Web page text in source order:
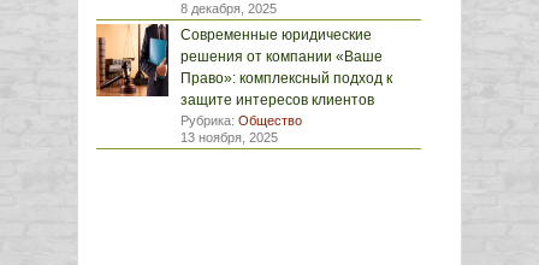
8 декабря, 2025
Современные юридические
решения от компании «Ваше
Право»: комплексный подход к
защите интересов клиентов
Рубрика: Общество
13 ноября, 2025